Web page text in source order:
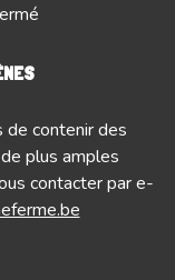
contenir des
plus amples
contacter par e-